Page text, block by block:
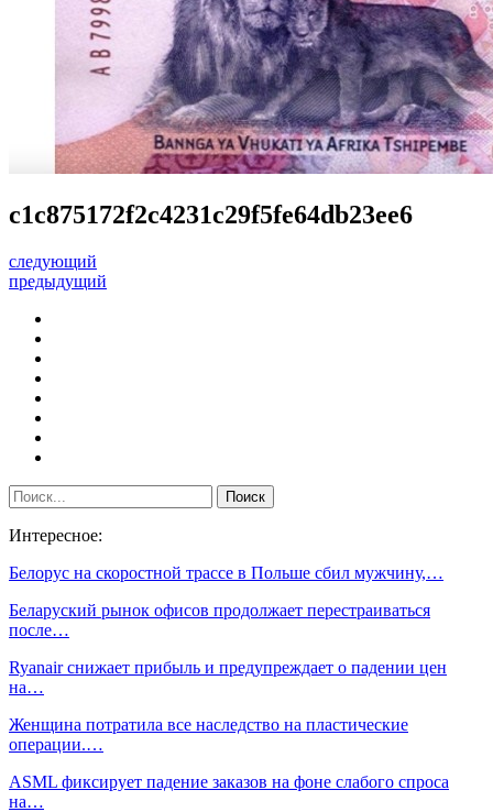
c1c875172f2c4231c29f5fe64db23ee6
следующий
предыдущий
Интересное:
Белорус на скоростной трассе в Польше сбил мужчину,…
Беларуский рынок офисов продолжает перестраиваться
после…
Ryanair снижает прибыль и предупреждает о падении цен
на…
Женщина потратила все наследство на пластические
операции.…
ASML фиксирует падение заказов на фоне слабого спроса
на…